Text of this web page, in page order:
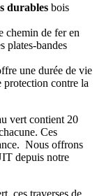
durables bois
chemin de fer en
plates-bandes
une durée de vie
protection contre la
vert contient 20
Ces
Nous offrons
depuis notre
ces traverses de